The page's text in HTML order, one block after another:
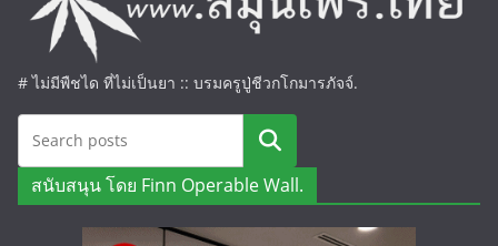
# ไม่มีพืชได ที่ไม่เป็นยา :: บรมครูปู่ชีวกโกมารภัจจ์.
ค้นหา
สนับสนุน โดย Finn Operable Wall.